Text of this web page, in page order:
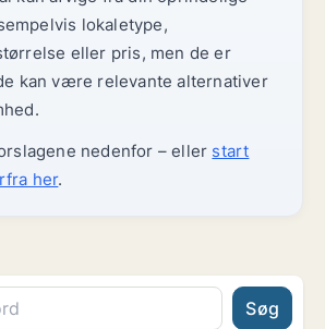
lokaletype,
eller pris, men de er
kan være relevante alternativer
nedenfor – eller start
her.
Søg